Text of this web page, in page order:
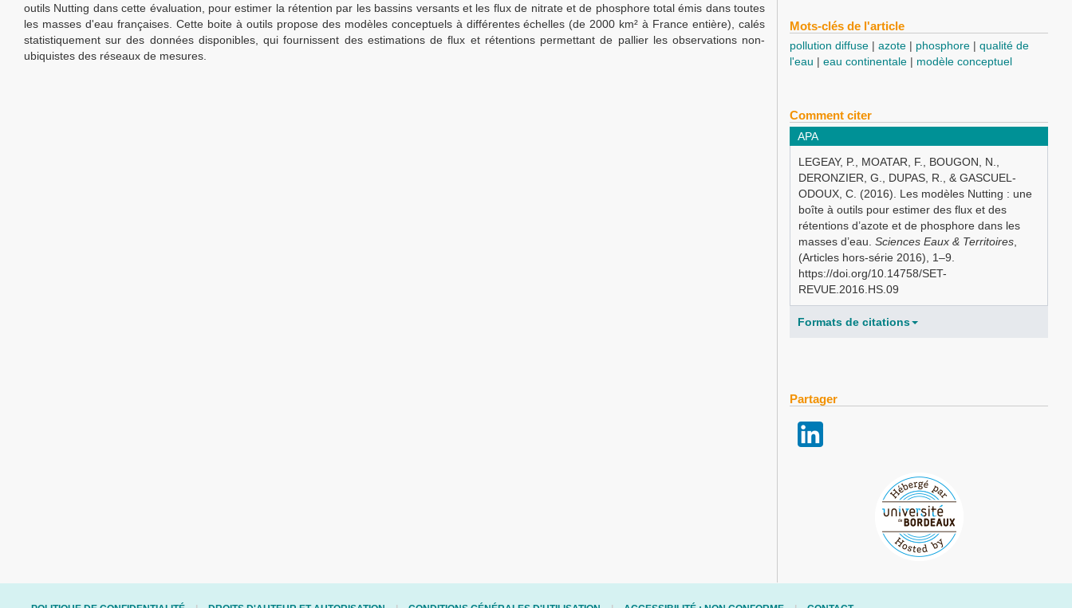
outils Nutting dans cette évaluation, pour estimer la rétention par les bassins versants et les flux de nitrate et de phosphore total émis dans toutes
les masses d'eau françaises. Cette boite à outils propose des modèles conceptuels à différentes échelles (de 2000 km² à France entière), calés
statistiquement sur des données disponibles, qui fournissent des estimations de flux et rétentions permettant de pallier les observations non-
ubiquistes des réseaux de mesures.
Mots-clés de l'article
pollution diffuse azote phosphore
qualité de
l'eau
eau continentale modèle conceptuel
Comment citer
APA
LEGEAY, P., MOATAR, F., BOUGON, N.,
DERONZIER, G., DUPAS, R., & GASCUEL-
ODOUX, C. (2016). Les modèles Nutting : une
boîte à outils pour estimer des flux et des
rétentions d’azote et de phosphore dans les
masses d’eau.Sciences Eaux & Territoires
(Articles hors-série 2016), 1–9.
https://doi.org/10.14758/SET-
REVUE.2016.HS.09
Formats de citations
Partager